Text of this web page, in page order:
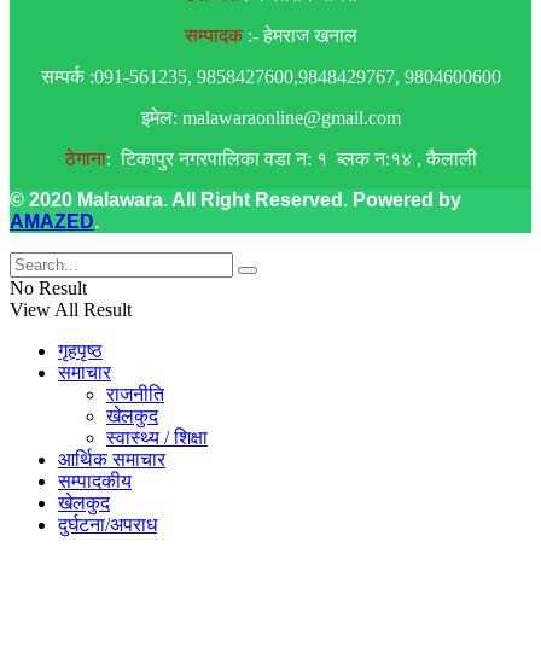
सम्पादक:- हेमराज खनाल
सम्पर्क :091-561235, 9858427600,9848429767, 9804600600
इमेल: malawaraonline@gmail.com
ठेगाना: टिकापुर नगरपालिका वडा न: १ ब्लक न:१४ , कैलाली
© 2020 Malawara. All Right Reserved. Powered by
AMAZED.
No Result
View All Result
गृहपृष्ठ
समाचार
राजनीति
खेलकुद
स्वास्थ्य / शिक्षा
आर्थिक समाचार
सम्पादकीय
खेलकुद
दुर्घटना/अपराध